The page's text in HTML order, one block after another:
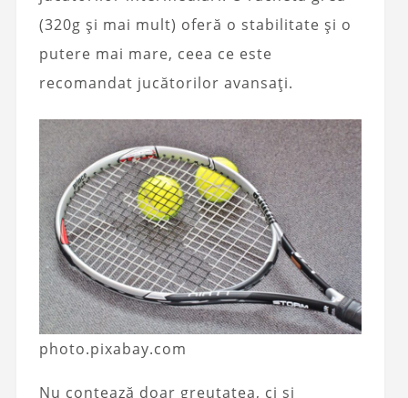
(320g și mai mult) oferă o stabilitate și o
putere mai mare, ceea ce este
recomandat jucătorilor avansați.
photo.pixabay.com
Nu contează doar greutatea, ci și